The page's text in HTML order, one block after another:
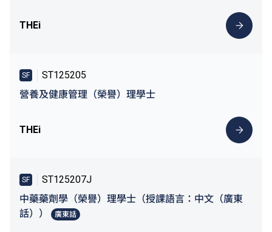
THEi
SF
ST125205
營養及健康管理（榮譽）理學士
THEi
SF
ST125207J
中藥藥劑學（榮譽）理學士（授課語言：中文（廣東
話））
廣東話